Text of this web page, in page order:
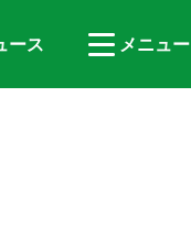
ース メニュー